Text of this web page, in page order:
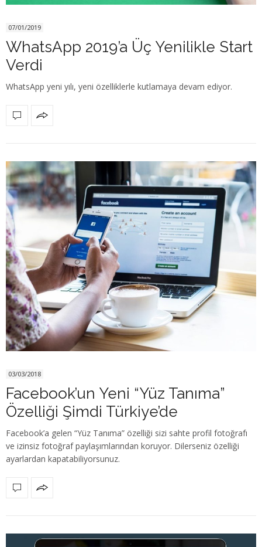
07/01/2019
WhatsApp 2019’a Üç Yenilikle Start
Verdi
WhatsApp yeni yılı, yeni özelliklerle kutlamaya devam ediyor.
03/03/2018
Facebook’un Yeni “Yüz Tanıma”
Özelliği Şimdi Türkiye’de
Facebook’a gelen “Yüz Tanıma” özelliği sizi sahte profil fotoğrafı
ve izinsiz fotoğraf paylaşımlarından koruyor. Dilerseniz özelliği
ayarlardan kapatabiliyorsunuz.